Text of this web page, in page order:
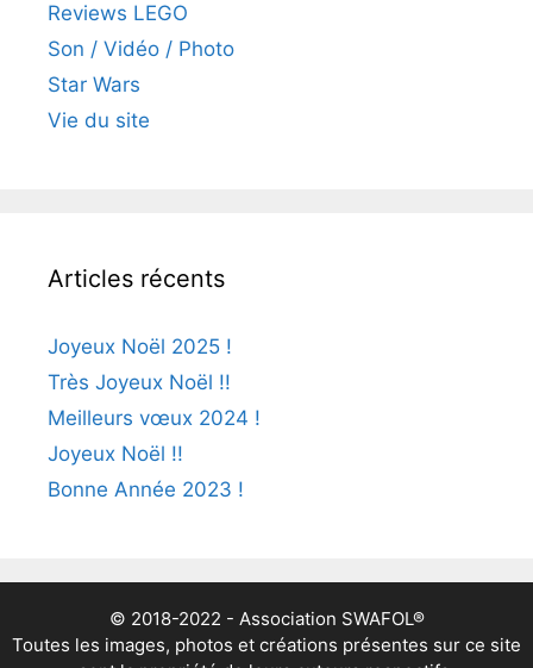
Reviews LEGO
Son / Vidéo / Photo
Star Wars
Vie du site
Articles récents
Joyeux Noël 2025 !
Très Joyeux Noël !!
Meilleurs vœux 2024 !
Joyeux Noël !!
Bonne Année 2023 !
© 2018-2022 - Association SWAFOL®
Toutes les images, photos et créations présentes sur ce site